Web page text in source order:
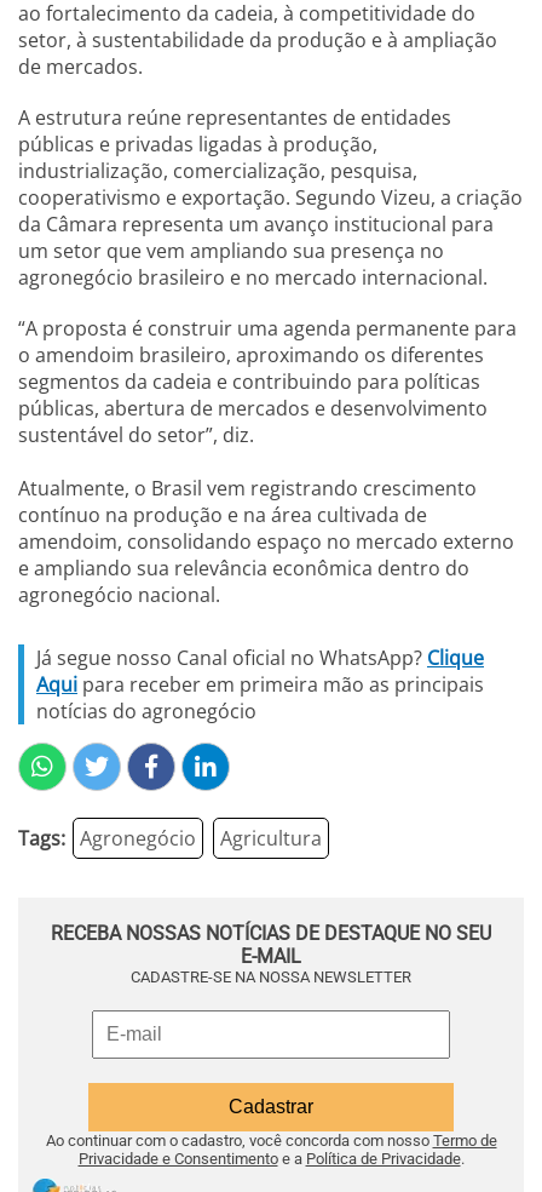
ao fortalecimento da cadeia, à competitividade do
setor, à sustentabilidade da produção e à ampliação
de mercados.
A estrutura reúne representantes de entidades
públicas e privadas ligadas à produção,
industrialização, comercialização, pesquisa,
cooperativismo e exportação. Segundo Vizeu, a criação
da Câmara representa um avanço institucional para
um setor que vem ampliando sua presença no
agronegócio brasileiro e no mercado internacional.
“A proposta é construir uma agenda permanente para
o amendoim brasileiro, aproximando os diferentes
segmentos da cadeia e contribuindo para políticas
públicas, abertura de mercados e desenvolvimento
sustentável do setor”, diz.
Atualmente, o Brasil vem registrando crescimento
contínuo na produção e na área cultivada de
amendoim, consolidando espaço no mercado externo
e ampliando sua relevância econômica dentro do
agronegócio nacional.
Já segue nosso Canal oficial no WhatsApp? Clique
Aqui para receber em primeira mão as principais
notícias do agronegócio
Tags: Agronegócio Agricultura
RECEBA NOSSAS NOTÍCIAS DE DESTAQUE NO SEU
E-MAIL
CADASTRE-SE NA NOSSA NEWSLETTER
Ao continuar com o cadastro, você concorda com nosso Termo de
Privacidade e Consentimentoe a Política de Privacidade.